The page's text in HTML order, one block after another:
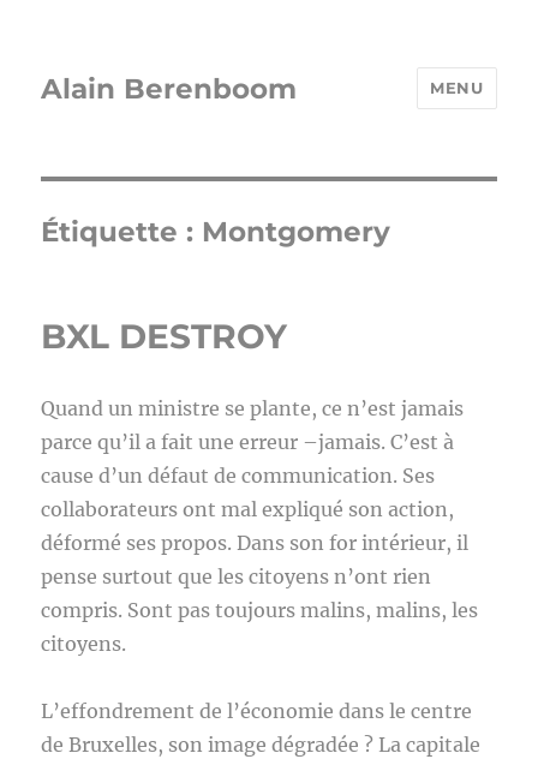
Alain Berenboom MENU
Étiquette : Montgomery
BXL DESTROY
Quand un ministre se plante, ce n’est jamais
parce qu’il a fait une erreur –jamais. C’est à
cause d’un défaut de communication. Ses
collaborateurs ont mal expliqué son action,
déformé ses propos. Dans son for intérieur, il
pense surtout que les citoyens n’ont rien
compris. Sont pas toujours malins, malins, les
citoyens.
L’effondrement de l’économie dans le centre
de Bruxelles, son image dégradée ? La capitale